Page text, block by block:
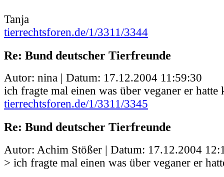
Tanja
tierrechtsforen.de/1/3311/3344
Re: Bund deutscher Tierfreunde
Autor: nina | Datum: 17.12.2004 11:59:30
ich fragte mal einen was über veganer er hatte
tierrechtsforen.de/1/3311/3345
Re: Bund deutscher Tierfreunde
Autor: Achim Stößer | Datum: 17.12.2004
> ich fragte mal einen was über veganer er